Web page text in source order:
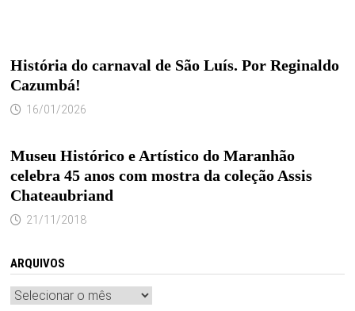
História do carnaval de São Luís. Por Reginaldo
Cazumbá!
16/01/2026
Museu Histórico e Artístico do Maranhão
celebra 45 anos com mostra da coleção Assis
Chateaubriand
21/11/2018
ARQUIVOS
Arquivos